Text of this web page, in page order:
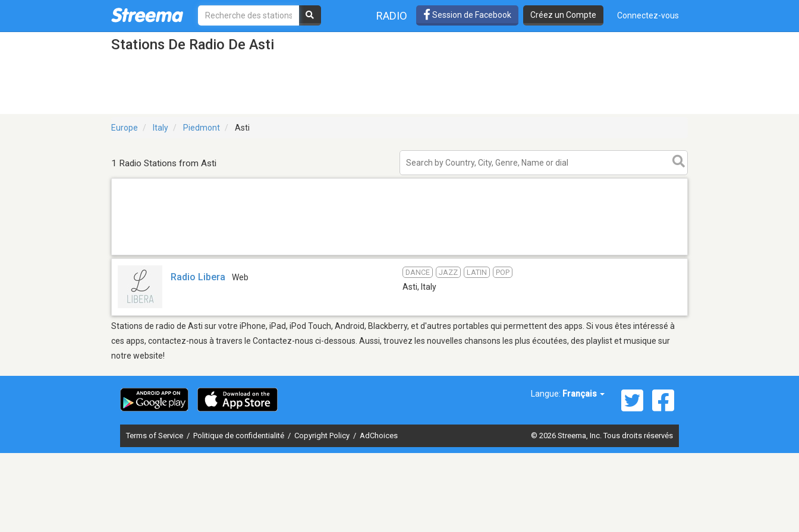
RADIO Session de Facebook Créez un Compte Connectez-vous
Stations De Radio De Asti
Europe Italy Piedmont Asti
1 Radio Stations from Asti
Radio Libera Web
DANCE JAZZ LATIN POP
Asti, Italy
Stations de radio de Asti sur votre iPhone, iPad, iPod Touch, Android, Blackberry, et d'autres portables qui permettent des apps. Si vous êtes intéressé à
ces apps, contactez-nous à travers le Contactez-nous ci-dessous. Aussi, trouvez les nouvelles chansons les plus écoutées, des playlist et musique sur
notre website!
Langue: Français
Terms of Service / Politique de confidentialité / Copyright Policy / AdChoices © 2026 Streema, Inc. Tous droits réservés